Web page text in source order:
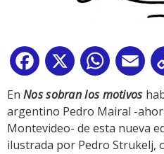
Facebook
X
En Nos sobran los motivos
argentino Pedro Mairal -
Montevideo- de esta nueva
ilustrada por Pedro Strukelj,